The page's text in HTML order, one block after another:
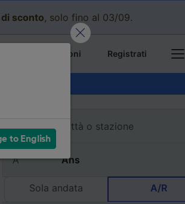
sconto, solo fino al 03/09.
Le mie prenotazioni Registrati
Da
A
Sola andata A/R
to English